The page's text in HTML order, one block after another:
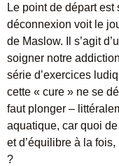
Le point de départ
déconnexion voit le
de Maslow. Il s’agit
soigner notre
série d’exercices
cette « cure » ne se
faut plonger –
aquatique, car quoi
et d’équilibre à la
?